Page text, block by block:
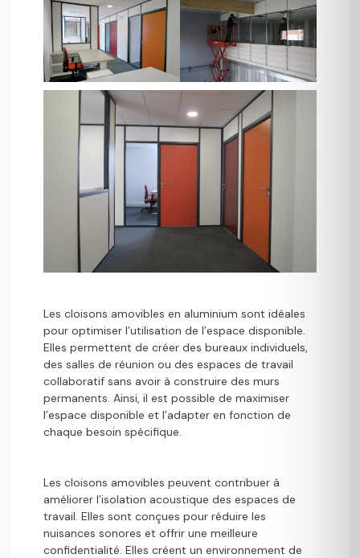
Les cloisons amovibles en aluminium sont idéales
pour optimiser l’utilisation de l’espace disponible.
Elles permettent de créer des bureaux individuels,
des salles de réunion ou des espaces de travail
collaboratif sans avoir à construire des murs
permanents. Ainsi, il est possible de maximiser
l’espace disponible et l’adapter en fonction de
chaque besoin spécifique.
Les cloisons amovibles peuvent contribuer à
améliorer l’isolation acoustique des espaces de
travail. Elles sont conçues pour réduire les
nuisances sonores et offrir une meilleure
confidentialité. Elles créent un environnement de